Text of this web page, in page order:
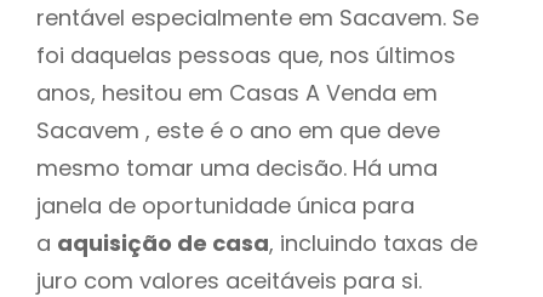
rentável especialmente em Sacavem. Se
foi daquelas pessoas que, nos últimos
anos, hesitou em Casas A Venda em
Sacavem , este é o ano em que deve
mesmo tomar uma decisão. Há uma
janela de oportunidade única para
a aquisição de casa, incluindo taxas de
juro com valores aceitáveis para si.